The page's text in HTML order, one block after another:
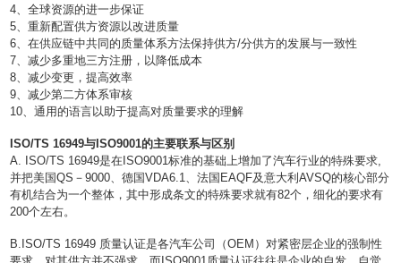
4、全球资源的进一步保证
5、重新配置供方资源以改进质量
6、在供应链中共同的质量体系方法保持供方/分供方的发展与一致性
7、减少多重地三方注册，以降低成本
8、减少变更，提高效率
9、减少第二方体系审核
10、通用的语言以助于提高对质量要求的理解
ISO/TS 16949与 ISO9001的主要联系与区别
A. ISO/TS 16949是在 ISO9001标准的基础上增加了汽车行业的特殊要求,
并把美国QS －9000、德国VDA6.1、法国 EAQF及意大利AVSQ的核心部分
有机结合为一个整体，其中形成条文的特殊要求就有82个，细化的要求有
200个左右。
B.ISO/TS 16949 质量认证是各汽车公司（OEM ）对紧密层企业的强制性